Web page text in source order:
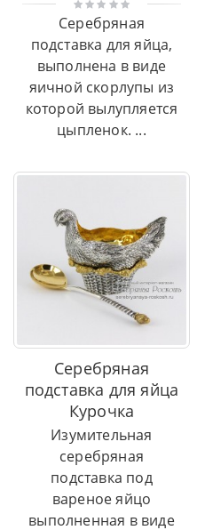
Серебряная
подставка для яйца,
выполнена в виде
яичной скорлупы из
которой вылупляется
цыпленок. ...
Серебряная
подставка для яйца
Курочка
Изумительная
серебряная
подставка под
вареное яйцо
выполненная в виде